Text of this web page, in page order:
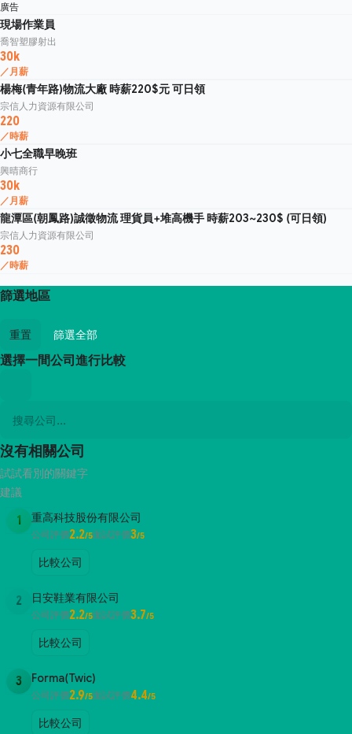
廣告
現場作業員
喬智塑膠射出
30k
／月薪
楊梅(青年路)物流大廠 時薪220$元 可日領
宗信人力資源有限公司
220
／時薪
小七全職早晚班
興晴商行
30k
／月薪
龍潭區(朝鳳路)誠徵物流 理貨員+堆高機手 時薪203~230$ (可日領)
宗信人力資源有限公司
230
／時薪
篩選地區
重置 篩選全部
選擇一間公司進行比較
沒有相關公司
試試看別的關鍵字
建議
1 重高科技股份有限公司
公司評價2.2/5面試評價3/5
比較公司
2 日安鞋業有限公司
公司評價2.2/5面試評價3.7/5
比較公司
3 Forma(Twic)
公司評價2.9/5面試評價4.4/5
比較公司